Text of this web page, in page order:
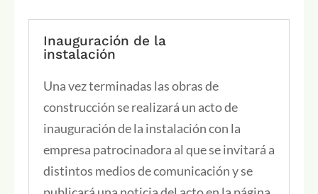
Inauguración de la
instalación
Una vez terminadas las obras de
construcción se realizará un acto de
inauguración de la instalación con la
empresa patrocinadora al que se invitará a
distintos medios de comunicación y se